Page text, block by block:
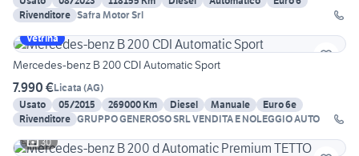
Rivenditore Safra Motor Srl
Vetrina
Mercedes-benz B 200 CDI Automatic Sport
7.990 €Licata (AG)
Usato
05/2015 269000 Km Diesel Manuale
Euro 6e
Rivenditore GRUPPO GENEROSO SRL VENDITA E NOLEGGIO AUTO
30